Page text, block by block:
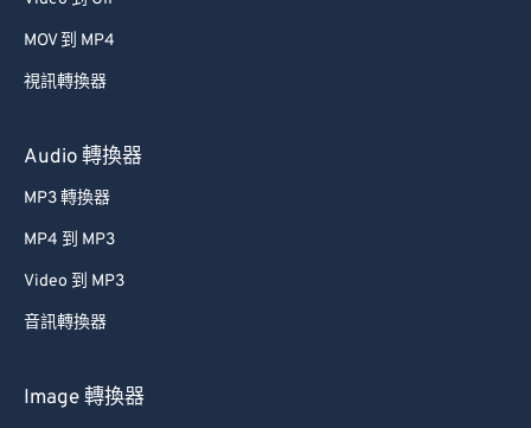
MOV 到 MP4
視訊轉換器
Audio 轉換器
MP3 轉換器
MP4 到 MP3
Video 到 MP3
音訊轉換器
Image 轉換器